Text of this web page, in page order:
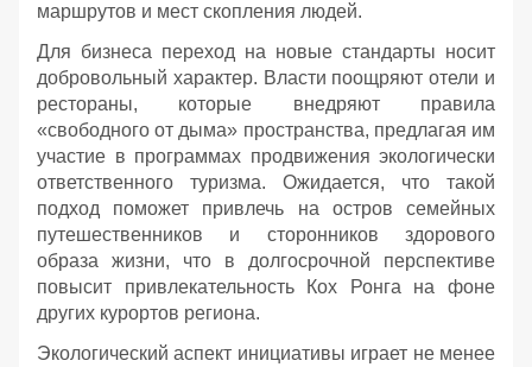
маршрутов и мест скопления людей.
Для бизнеса переход на новые стандарты носит
добровольный характер. Власти поощряют отели и
рестораны, которые внедряют правила
«свободного от дыма» пространства, предлагая им
участие в программах продвижения экологически
ответственного туризма. Ожидается, что такой
подход поможет привлечь на остров семейных
путешественников и сторонников здорового
образа жизни, что в долгосрочной перспективе
повысит привлекательность Кох Ронга на фоне
других курортов региона.
Экологический аспект инициативы играет не менее